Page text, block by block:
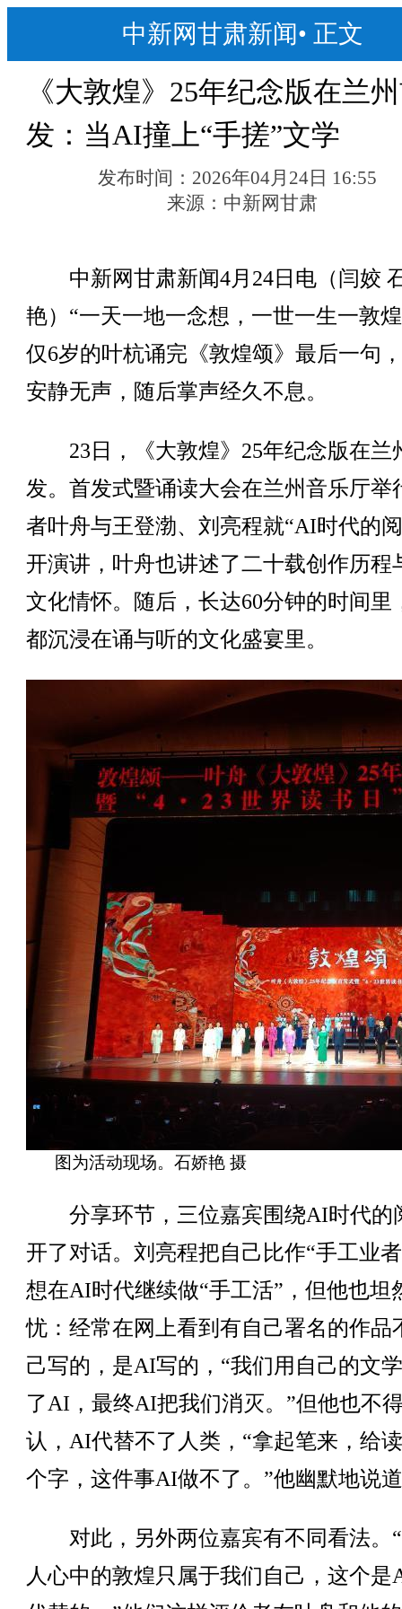
中新网甘肃新闻• 正文
《大敦煌》25年纪念版在兰
发：当AI撞上“手搓”文学
发布时间： 2026年04月24日 16:55
来源： 中新网甘肃
中新网甘肃新闻4月24日电（闫姣
艳）“一天一地一念想，一世一生一敦
仅6岁的叶杭诵完《敦煌颂》最后一句
安静无声，随后掌声经久不息。
23日，《大敦煌》25年纪念版在兰
发。首发式暨诵读大会在兰州音乐厅举
者叶舟与王登渤、刘亮程就“AI时代的
开演讲，叶舟也讲述了二十载创作历程
文化情怀。随后，长达60分钟的时间里
都沉浸在诵与听的文化盛宴里。
图为活动现场。石娇艳 摄
分享环节，三位嘉宾围绕AI时代的
开了对话。刘亮程把自己比作“手工业
想在AI时代继续做“手工活”，但他也坦
忧：经常在网上看到有自己署名的作品
己写的，是AI写的，“我们用自己的文
了AI，最终AI把我们消灭。”但他也不
认，AI代替不了人类，“拿起笔来，给
个字，这件事AI做不了。”他幽默地说
对此，另外两位嘉宾有不同看法。
人心中的敦煌只属于我们自己，这个是